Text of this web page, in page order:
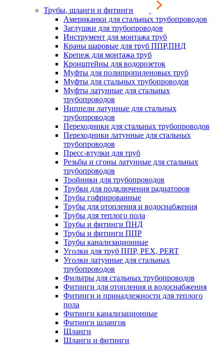
Трубы, шланги и фитинги
Американки для стальных трубопроводов
Заглушки для трубопроводов
Инструмент для монтажа труб
Краны шаровые для труб ППР,ПНД
Крепеж для монтажа труб
Кронштейны для водорозеток
Муфты для полипропиленовых труб
Муфты для стальных трубопроводов
Муфты латунные для стальных
трубопроводов
Ниппели латунные для стальных
трубопроводов
Переходники для стальных трубопроводов
Переходники латунные для стальных
трубопроводов
Пресс-втулки для труб
Резьбы и сгоны латунные для стальных
трубопроводов
Тройники для трубопроводов
Трубки для подключения радиаторов
Трубы гофрированные
Трубы для отопления и водоснабжения
Трубы для теплого пола
Трубы и фитинги ПНД
Трубы и фитинги ППР
Трубы канализационные
Уголки для труб ППР, PEX, PERT
Уголки латунные для стальных
трубопроводов
Фильтры для стальных трубопроводов
Фитинги для отопления и водоснабжения
Фитинги и принадлежности для теплого
пола
Фитинги канализационные
Фитинги шлангов
Шланги
Шланги и фитинги